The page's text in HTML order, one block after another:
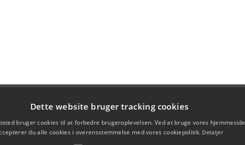
Dette website bruger tracking cookies
bruger cookies til at forbedre brugeroplevelsen. Ved at bruge vores hjemmeside
du alle cookies i overensstemmelse med vores cookiepolitik. Detaljer